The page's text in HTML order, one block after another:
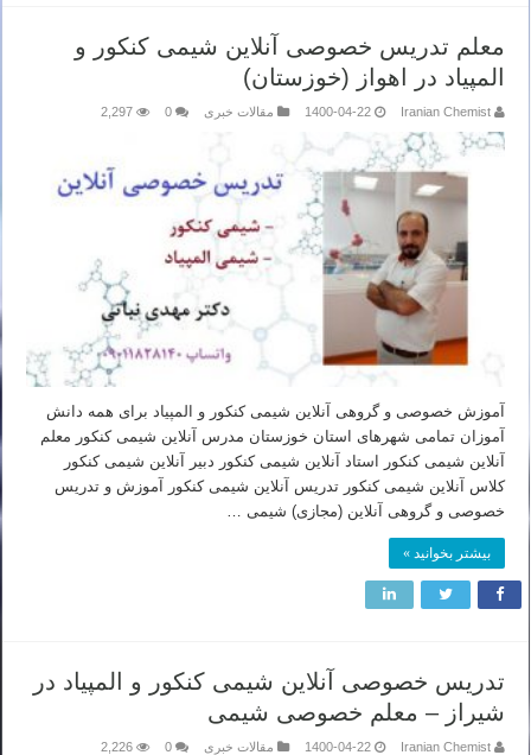
معلم تدریس خصوصی آنلاین شیمی کنکور و
المپیاد در اهواز (خوزستان)
Iranian Chemist
1400-04-22 مقالات خبری 0
2,297
آموزش خصوصی و گروهی آنلاین شیمی کنکور و المپیاد برای همه دانش
آموزان تمامی شهرهای استان خوزستان مدرس آنلاین شیمی کنکور معلم
آنلاین شیمی کنکور استاد آنلاین شیمی کنکور دبیر آنلاین شیمی کنکور
کلاس آنلاین شیمی کنکور تدریس آنلاین شیمی کنکور آموزش و تدریس
خصوصی و گروهی آنلاین (مجازی) شیمی …
بیشتر بخوانید »
تدریس خصوصی آنلاین شیمی کنکور و المپیاد در
شیراز – معلم خصوصی شیمی
Iranian Chemist
1400-04-22 مقالات خبری 0
2,226